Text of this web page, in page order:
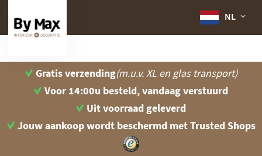
NL
Gratis verzending(m.u.v. XL en glas transport)
Voor 14:00u besteld, vandaag verstuurd
Uit voorraad geleverd
Jouw aankoop wordt beschermd met Trusted Shops